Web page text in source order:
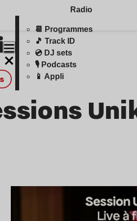
Radio
📆 Programmes
🎵 Track ID
💿 DJ sets
🎙️ Podcasts
📱 Appli